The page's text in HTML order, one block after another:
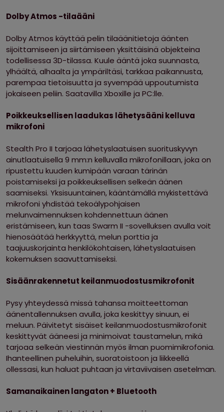
Dolby Atmos -tilaääni
Dolby Atmos käyttää pelin tilaäänitietoja äänten
sijoittamiseen ja siirtämiseen yksittäisinä objekteina
todellisessa 3D-tilassa. Kuule ääntä joka suunnasta,
ylhäältä, alhaalta ja ympäriltäsi, tarkkaa paikannusta,
parempaa tietoisuutta ja syvempää uppoutumista
jokaiseen peliin. Saatavilla Xboxille ja PC:lle.
Poikkeuksellisen laadukas lähetysääni kelluva
mikrofoni
Stealth Pro II tarjoaa lähetyslaatuisen suorituskyvyn
ainutlaatuisella 9 mm:n kelluvalla mikrofonillaan, joka on
ripustettu kuuden kumipään varaan tärinän
poistamiseksi ja poikkeuksellisen selkeän äänen
saamiseksi. Yksisuuntainen, kääntämällä mykistettävä
mikrofoni yhdistää tekoälypohjaisen
melunvaimennuksen kohdennettuun äänen
eristämiseen, kun taas Swarm II -sovelluksen avulla voit
hienosäätää herkkyyttä, melun porttia ja
taajuuskorjainta henkilökohtaisen, lähetyslaatuisen
kokemuksen saavuttamiseksi.
Sisäänrakennetut keilanmuodostusmikrofonit
Pysy yhteydessä missä tahansa moitteettoman
äänentallennuksen avulla, joka keskittyy sinuun, ei
meluun. Päivitetyt sisäiset keilanmuodostusmikrofonit
keskittyvät ääneesi ja minimoivat taustamelun, mikä
tarjoaa selkeän viestinnän myös ilman puomimikrofonia.
Ihanteellinen puheluihin, suoratoistoon ja liikkeellä
ollessasi, kun haluat puhtaan ja virtaviivaisen asetelman.
Samanaikainen langaton + Bluetooth